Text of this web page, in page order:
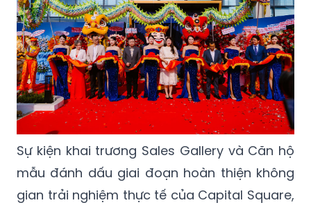
Sự kiện khai trương Sales Gallery và Căn hộ
mẫu đánh dấu giai đoạn hoàn thiện không
gian trải nghiệm thực tế của Capital Square,